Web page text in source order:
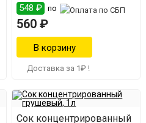
548 ₽ по
560 ₽
Доставка за 1₽ !
Сок концентрированный